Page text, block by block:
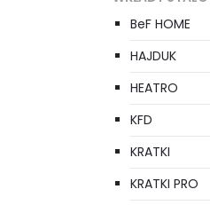
BeF HOME
HAJDUK
HEATRO
KFD
KRATKI
KRATKI PRO